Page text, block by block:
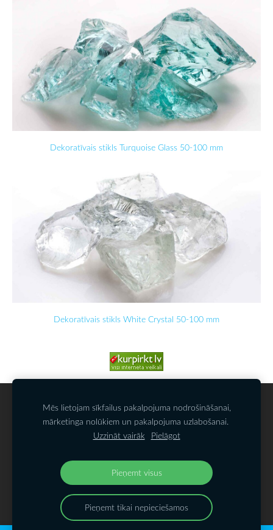
Dekoratīvais stikls Turquoise Glass 50-100 mm
Dekoratīvais stikls White Crystal 50-100 mm
SĪKDATNES
SIA KAMALATS
@akmenudarzs.lv
Mēs lietojam sīkfailus pakalpojuma nodrošināšanai,
mārketinga nolūkiem un pakalpojuma uzlabošanai.
Uzzināt vairāk
Pielāgot
Pieņemt visus
Pieņemt tikai nepieciešamos